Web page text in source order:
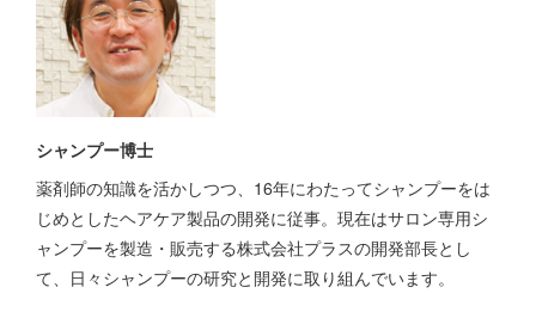
シャンプー博士
薬剤師の知識を活かしつつ、16年にわたってシャンプーをは
じめとしたヘアケア製品の開発に従事。現在はサロン専用シ
ャンプーを製造・販売する株式会社プラスの開発部長とし
て、日々シャンプーの研究と開発に取り組んでいます。